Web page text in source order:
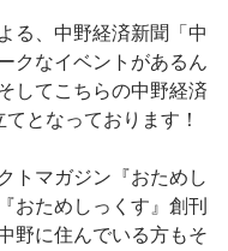
る、中野経済新聞「中
クなイベントがあるん
してこちらの中野経済
となっております！
トマガジン『おためし
おためしっくす』創刊
野に住んでいる方もそ